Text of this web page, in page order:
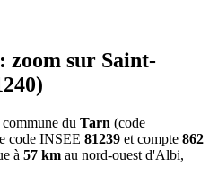
zoom sur Saint-
commune du Tarn (code
code INSEE 81239 et compte 862
à 57 km au nord-ouest d'Albi,